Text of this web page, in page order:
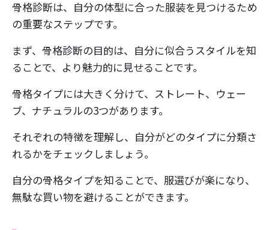
骨格診断は、自分の体型に合った服装を見つけるため
の重要なステップです。
まず、骨格診断の目的は、自分に似合うスタイルを知
ることで、より魅力的に見せることです。
骨格タイプには大きく分けて、ストレート、ウェー
ブ、ナチュラルの3つがあります。
それぞれの特徴を理解し、自分がどのタイプに分類さ
れるかをチェックしましょう。
自分の骨格タイプを知ることで、服選びが楽になり、
無駄な買い物を避けることができます。